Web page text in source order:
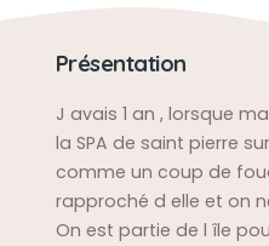
Présentation
J avais 1 an , lorsque
la SPA de saint pierre
comme un coup de
rapproché d elle et on
On est partie de l île